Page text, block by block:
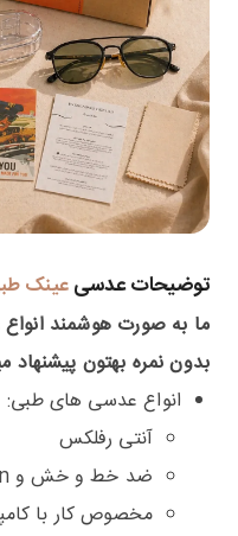
توضیحات عدسی عینک
ما به صورت هوشمند
بدون نمره بهتون پیشنهاد
انواع عدسی های طبی:
آنتی رفلکس
ضد خط و خش و Easy Clean
مخصوص کار با